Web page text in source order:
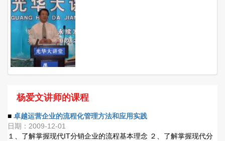
杨爱文讲师的课程
■ 卓越运营企业的流程化管理方法和应用实践
日期：2009-12-01
１、了解掌握现代IT分销企业的流程基本理念 ２、了解掌握现代分